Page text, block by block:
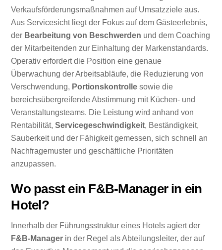
Verkaufsförderungsmaßnahmen auf Umsatzziele aus.
Aus Servicesicht liegt der Fokus auf dem Gästeerlebnis,
der Bearbeitung von Beschwerden und dem Coaching
der Mitarbeitenden zur Einhaltung der Markenstandards.
Operativ erfordert die Position eine genaue
Überwachung der Arbeitsabläufe, die Reduzierung von
Verschwendung, Portionskontrolle sowie die
bereichsübergreifende Abstimmung mit Küchen- und
Veranstaltungsteams. Die Leistung wird anhand von
Rentabilität,Servicegeschwindigkeit, Beständigkeit,
Sauberkeit und der Fähigkeit gemessen, sich schnell an
Nachfragemuster und geschäftliche Prioritäten
anzupassen.
Wo passt ein F&B-Manager in ein
Hotel?
Innerhalb der Führungsstruktur eines Hotels agiert der
F&B-Manager in der Regel als Abteilungsleiter, der auf